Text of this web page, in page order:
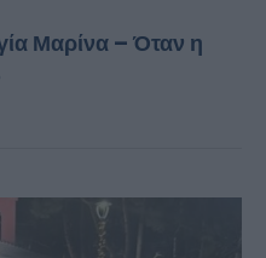
Μαρίνα – Όταν η